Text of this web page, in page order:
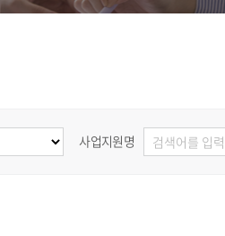
사업지원명